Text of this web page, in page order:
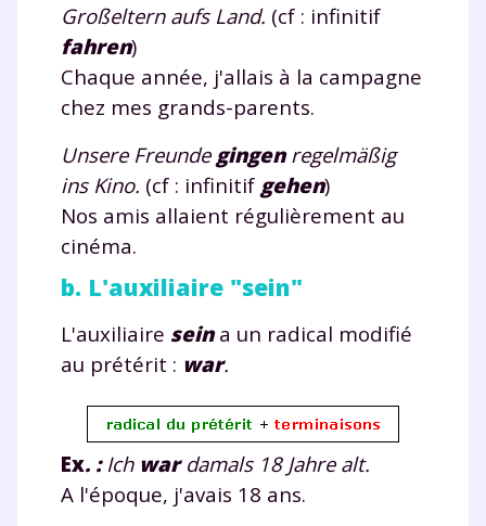
Großeltern aufs Land. (cf : infinitif
fahren)
Chaque année, j'allais à la campagne
chez mes grands-parents.
Unsere Freunde gingenregelmäßig
ins Kino. (cf : infinitif gehen)
Nos amis allaient régulièrement au
cinéma.
b. L'auxiliaire "sein"
L'auxiliaire seina un radical modifié
au prétérit : war.
Ex. : Ich wardamals 18 Jahre alt.
A l'époque, j'avais 18 ans.
Testez gratuitement
pendant 24h notre
plateforme de soutien
scolaire !
Fiches de cours et vidéos,
corrigés,podcasts de révisions
Unespace dédié aux parents
Tout le programme scolaire du CP à
la Terminale
Des profs expérimentés disponibles
à la demande par tchat, audio ou
vidéo